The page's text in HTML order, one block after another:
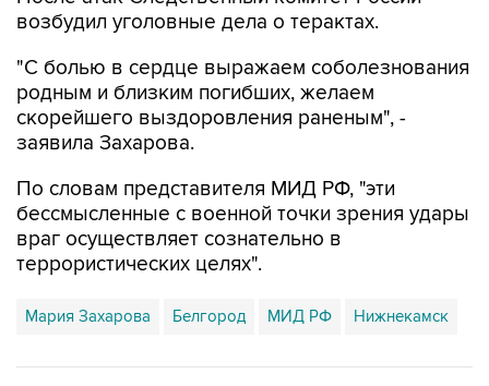
возбудил уголовные дела о терактах.
"С болью в сердце выражаем соболезнования
родным и близким погибших, желаем
скорейшего выздоровления раненым", -
заявила Захарова.
По словам представителя МИД РФ, "эти
бессмысленные с военной точки зрения удары
враг осуществляет сознательно в
террористических целях".
Мария Захарова Белгород МИД РФ Нижнекамск